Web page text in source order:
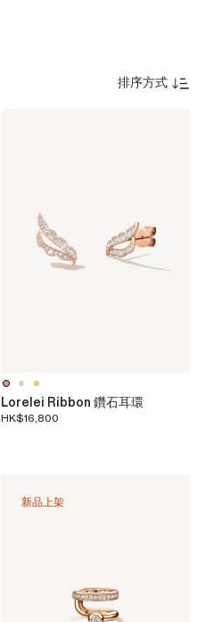
排序方式
Lorelei Ribbon 鑽石耳環
HK$16,800
新品上架